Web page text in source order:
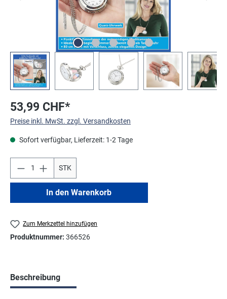
53,99 CHF*
Preise inkl. MwSt. zzgl. Versandkosten
Sofort verfügbar, Lieferzeit: 1-2 Tage
STK
In den Warenkorb
Zum Merkzettel hinzufügen
Produktnummer: 366526
Beschreibung